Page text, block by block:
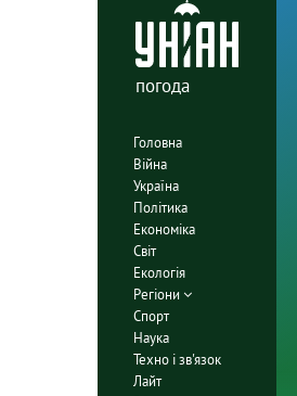
погода
Головна
Війна
Україна
Політика
Економіка
Світ
Екологія
Регіони
Спорт
Наука
Техно і зв'язок
Лайт